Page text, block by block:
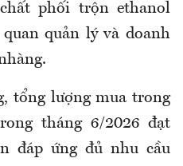
phối trộn ethanol
quan quản lý và doanh
tổng lượng mua trong
tháng 6/2026 đạt
đáp ứng đủ nhu cầu